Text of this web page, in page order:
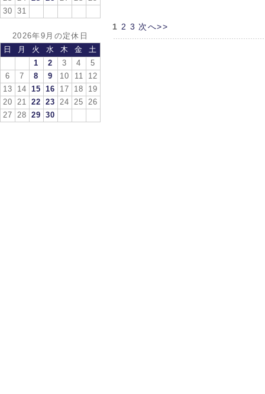
30
31
2026年9月の定休日
日
月 火 水 木 金
土
1
2 3 4
5
6
7 8 9 10 11
12
13
14 15 16 17 18
19
20
21 22 23 24 25
26
27
28 29 30
1 2 3 次へ>>